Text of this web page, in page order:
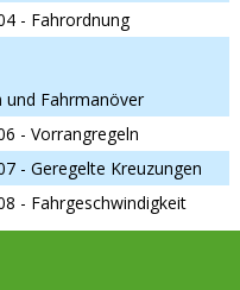
- Fahrordnung
und Fahrmanöver
- Vorrangregeln
- Geregelte Kreuzungen
- Fahrgeschwindigkeit